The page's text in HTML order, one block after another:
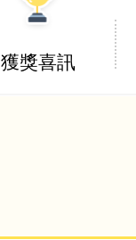
獲獎喜訊